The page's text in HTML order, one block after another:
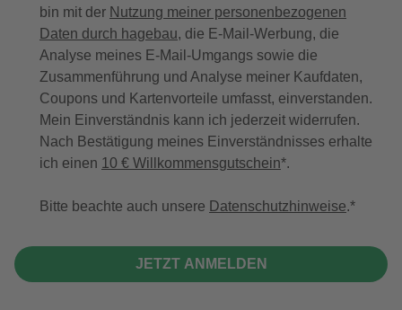
bin mit der Nutzung meiner personenbezogenen
Daten durch hagebau, die E-Mail-Werbung, die
Analyse meines E-Mail-Umgangs sowie die
Zusammenführung und Analyse meiner Kaufdaten,
Coupons und Kartenvorteile umfasst, einverstanden.
Mein Einverständnis kann ich jederzeit widerrufen.
Nach Bestätigung meines Einverständnisses erhalte
ich einen 10 € Willkommensgutschein*.
Bitte beachte auch unsere Datenschutzhinweise.
JETZT ANMELDEN